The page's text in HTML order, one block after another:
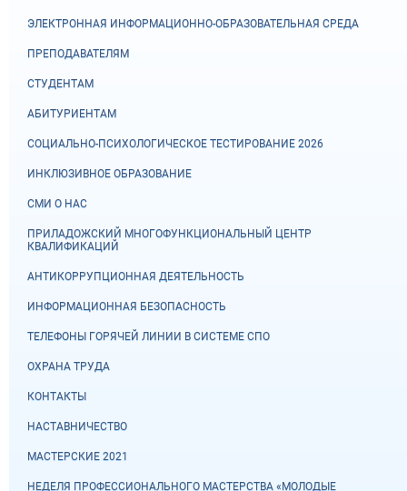
ЭЛЕКТРОННАЯ ИНФОРМАЦИОННО-ОБРАЗОВАТЕЛЬНАЯ СРЕДА
ПРЕПОДАВАТЕЛЯМ
СТУДЕНТАМ
АБИТУРИЕНТАМ
СОЦИАЛЬНО-ПСИХОЛОГИЧЕСКОЕ ТЕСТИРОВАНИЕ 2026
ИНКЛЮЗИВНОЕ ОБРАЗОВАНИЕ
СМИ О НАС
ПРИЛАДОЖСКИЙ МНОГОФУНКЦИОНАЛЬНЫЙ ЦЕНТР
КВАЛИФИКАЦИЙ
АНТИКОРРУПЦИОННАЯ ДЕЯТЕЛЬНОСТЬ
ИНФОРМАЦИОННАЯ БЕЗОПАСНОСТЬ
ТЕЛЕФОНЫ ГОРЯЧЕЙ ЛИНИИ В СИСТЕМЕ СПО
ОХРАНА ТРУДА
КОНТАКТЫ
НАСТАВНИЧЕСТВО
МАСТЕРСКИЕ 2021
НЕДЕЛЯ ПРОФЕССИОНАЛЬНОГО МАСТЕРСТВА «МОЛОДЫЕ